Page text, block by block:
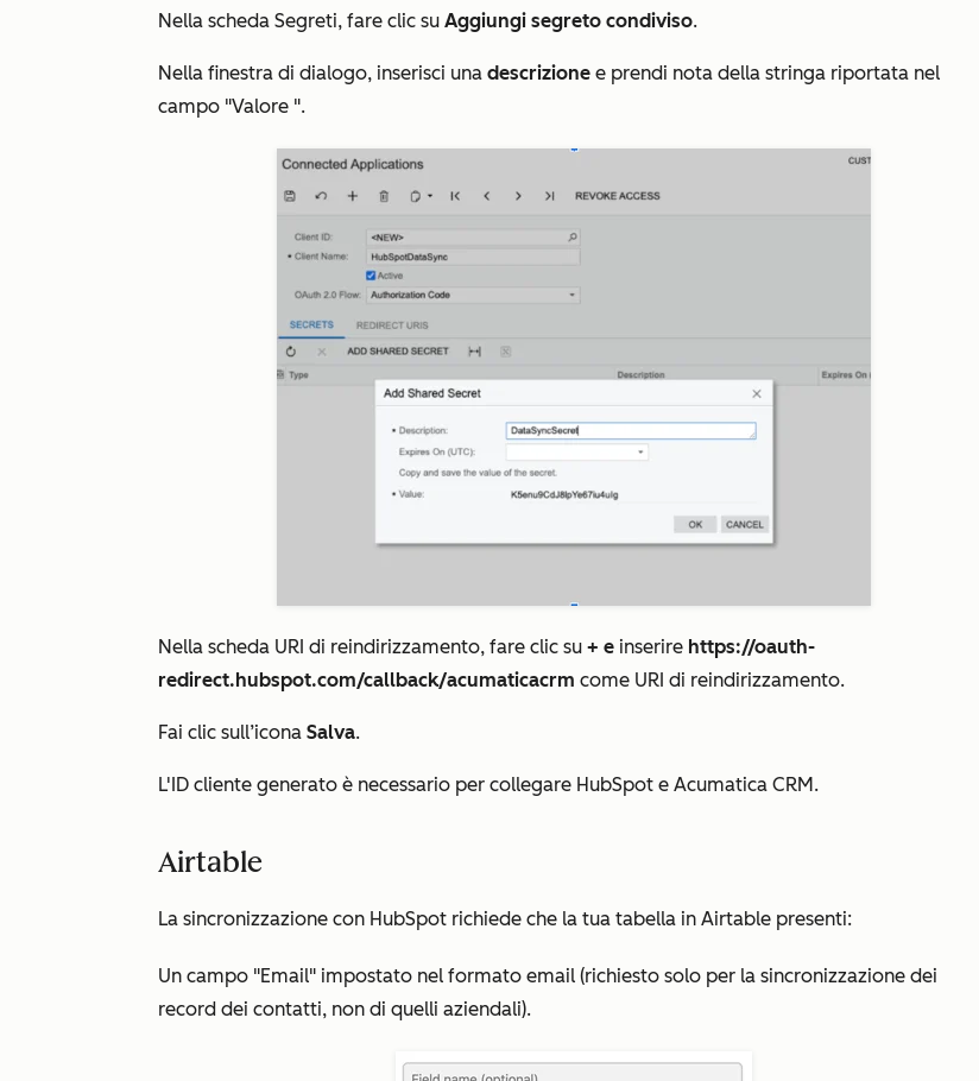
Nella scheda Segreti, fare clic su Aggiungi segreto condiviso.
Nella finestra di dialogo, inserisci una descrizione e prendi nota della stringa riportata nel
campo "Valore ".
Nella scheda URI di reindirizzamento, fare clic su + e inserire https://oauth-
redirect.hubspot.com/callback/acumaticacrm come URI di reindirizzamento.
Fai clic sull’icona Salva.
L'ID cliente generato è necessario per collegare HubSpot e Acumatica CRM.
Airtable
La sincronizzazione con HubSpot richiede che la tua tabella in Airtable presenti:
Un campo "Email" impostato nel formato email (richiesto solo per la sincronizzazione dei
record dei contatti, non di quelli aziendali).